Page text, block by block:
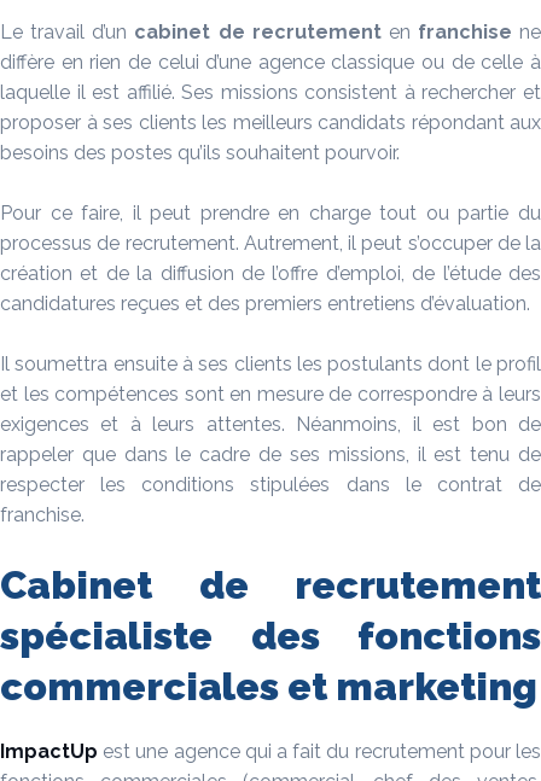
Le travail d’un cabinet de recrutementen franchise ne
diffère en rien de celui d’une agence classique ou de celle à
laquelle il est affilié. Ses missions consistent à rechercher et
proposer à ses clients les meilleurs candidats répondant aux
besoins des postes qu’ils souhaitent pourvoir.
Pour ce faire, il peut prendre en charge tout ou partie du
processus de recrutement. Autrement, il peut s’occuper de la
création et de la diffusion de l’offre d’emploi, de l’étude des
candidatures reçues et des premiers entretiens d’évaluation.
Il soumettra ensuite à ses clients les postulants dont le profil
et les compétences sont en mesure de correspondre à leurs
exigences et à leurs attentes. Néanmoins, il est bon de
rappeler que dans le cadre de ses missions, il est tenu de
respecter les conditions stipulées dans le contrat de
franchise.
Cabinet de recrutement
spécialiste des fonctions
commerciales et marketing
ImpactUp est une agence qui a fait du recrutement pour les